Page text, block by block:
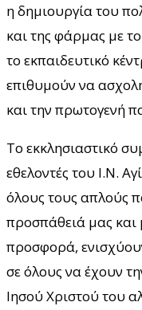
η δημιουργία του
και της φάρμας με
το εκπαιδευτικό
επιθυμούν να
και την πρωτογενή
Το εκκλησιαστικό
εθελοντές του Ι.Ν.
όλους τους απλούς
προσπάθειά μας και
προσφορά,
σε όλους να έχουν
Ιησού Χριστού του